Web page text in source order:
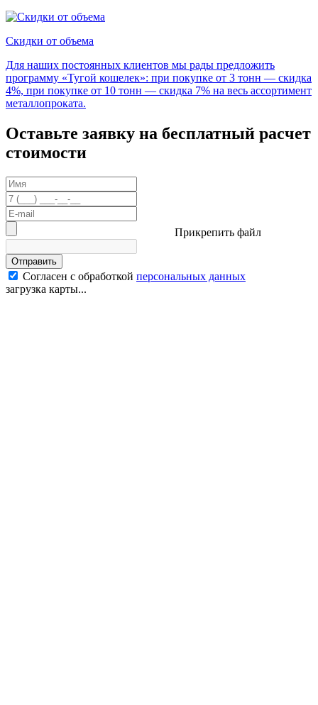
Скидки от объема
Для наших постоянных клиентов мы рады предложить
программу «Тугой кошелек»: при покупке от 3 тонн — скидка
4%, при покупке от 10 тонн — скидка 7% на весь ассортимент
металлопроката.
Оставьте заявку на бесплатный расчет
стоимости
Прикрепить файл
Отправить
Согласен с обработкой персональных данных
загрузка карты...